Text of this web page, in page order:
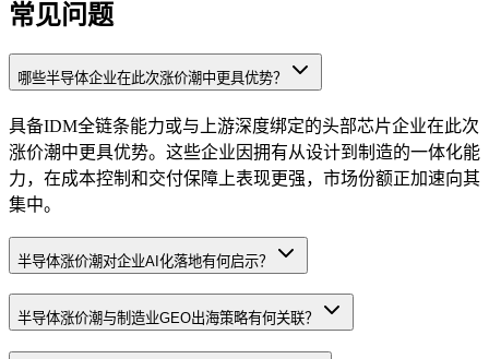
常见问题
哪些半导体企业在此次涨价潮中更具优势？
具备IDM全链条能力或与上游深度绑定的头部芯片企业在此次
涨价潮中更具优势。这些企业因拥有从设计到制造的一体化能
力，在成本控制和交付保障上表现更强，市场份额正加速向其
集中。
半导体涨价潮对企业AI化落地有何启示？
半导体涨价潮与制造业GEO出海策略有何关联？